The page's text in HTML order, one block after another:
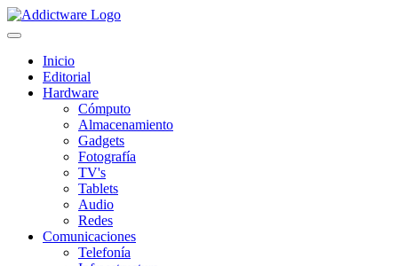
Inicio
Editorial
Hardware
Cómputo
Almacenamiento
Gadgets
Fotografía
TV's
Tablets
Audio
Redes
Comunicaciones
Telefonía